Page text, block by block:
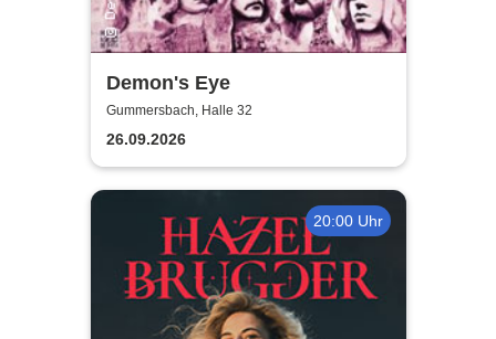
Demon's Eye
Gummersbach, Halle 32
26.09.2026
20:00 Uhr